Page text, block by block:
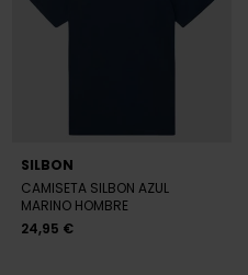
SILBON
CAMISETA SILBON AZUL
MARINO HOMBRE
24,95 €